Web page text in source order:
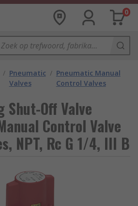
0
/ Pneumatic
Valves
/ Pneumatic Manual
Control Valves
Shut-Off Valve
Control Valve
NPT, Rc G 1/4, III B